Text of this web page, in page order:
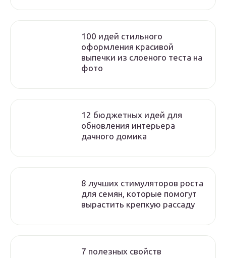
100 идей стильного
оформления красивой
выпечки из слоеного теста на
фото
12 бюджетных идей для
обновления интерьера
дачного домика
8 лучших стимуляторов роста
для семян, которые помогут
вырастить крепкую рассаду
7 полезных свойств